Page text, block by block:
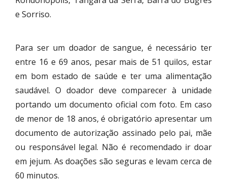
e Sorriso.
Para ser um doador de sangue, é necessário ter
entre 16 e 69 anos, pesar mais de 51 quilos, estar
em bom estado de saúde e ter uma alimentação
saudável. O doador deve comparecer à unidade
portando um documento oficial com foto. Em caso
de menor de 18 anos, é obrigatório apresentar um
documento de autorização assinado pelo pai, mãe
ou responsável legal. Não é recomendado ir doar
em jejum. As doações são seguras e levam cerca de
60 minutos.